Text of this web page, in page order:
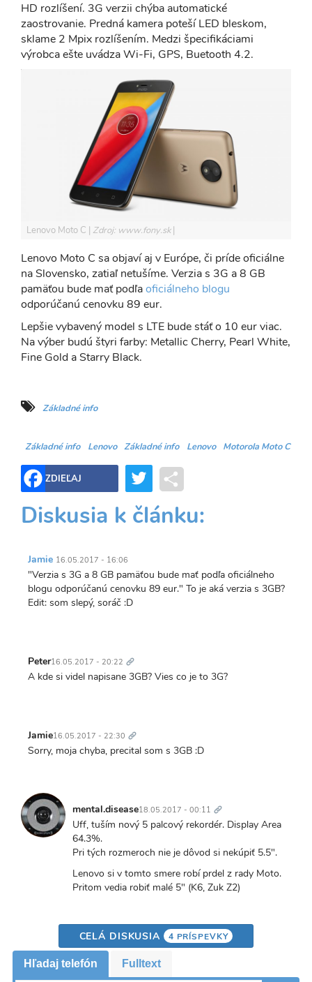
HD rozlíšení. 3G verzii chýba automatické
zaostrovanie. Predná kamera poteší LED bleskom,
sklame 2 Mpix rozlíšením. Medzi špecifikáciami
výrobca ešte uvádza Wi-Fi, GPS, Buetooth 4.2.
Lenovo Moto C Zdroj: www.fony.sk
Lenovo Moto C sa objaví aj v Európe, či príde oficiálne
na Slovensko, zatiaľ netušíme. Verzia s 3G a 8 GB
pamäťou bude mať podľaoficiálneho blogu
odporúčanú cenovku 89 eur.
Lepšie vybavený model s LTE bude stáť o 10 eur viac.
Na výber budú štyri farby: Metallic Cherry, Pearl White,
Fine Gold a Starry Black.
Základné info
Základné info Lenovo Základné info Lenovo Motorola Moto C
ZDIEĽAJ Twitter
Diskusia k článku:
Jamie 16.05.2017 - 16:06
"Verzia s 3G a 8 GB pamäťou bude mať podľa oficiálneho
blogu odporúčanú cenovku 89 eur." To je aká verzia s 3GB?
Edit: som slepý, soráč :D
Peter16.05.2017 - 20:22 odkaz
A kde si videl napisane 3GB? Vies co je to 3G?
Jamie16.05.2017 - 22:30 odkaz
Sorry, moja chyba, precital som s 3GB :D
mental.disease18.05.2017 - 00:11 odkaz
Uff, tuším nový 5 palcový rekordér. Display Area
64.3%.
Pri tých rozmeroch nie je dôvod si nekúpiť 5.5".
Lenovo si v tomto smere robí prdel z rady Moto.
Pritom vedia robiť malé 5" (K6, Zuk Z2)
CELÁ DISKUSIA 4 PRÍSPEVKY
Hľadaj telefón Fulltext